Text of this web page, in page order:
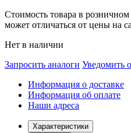
Стоимость товара в розничном
может отличаться от цены на
Нет в наличии
Запросить аналоги Уведомить
Информация о доставке
Информация об оплате
Наши адреса
Характеристики